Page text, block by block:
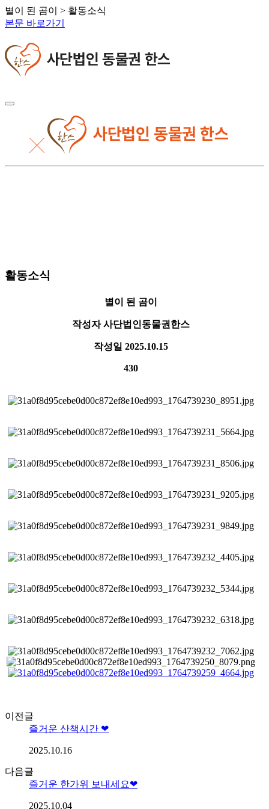
별이 된 곰이 > 활동소식
본문 바로가기
활동소식
별이 된 곰이
작성자사단법인동물권한스
작성일 2025.10.15
430
이전글
즐거운 산책시간 ❤
2025.10.16
다음글
즐거운 한가위 보내세요❤
2025.10.04